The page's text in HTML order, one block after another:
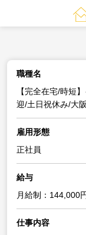
職種名
【完全在宅/時短
迎/土日祝休み/大
雇用形態
正社員
給与
月給制：144,000
仕事内容